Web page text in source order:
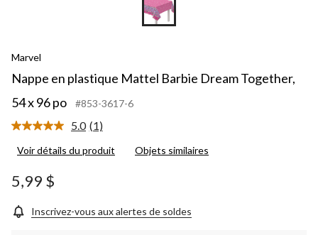
Marvel
Nappe en plastique Mattel Barbie Dream Together,
54 x 96 po
#853-3617-6
5.0 Lire
commentaire.
page.
(1)
Voir détails du produit Objets similaires
5,99 $
Inscrivez-vous aux alertes de soldes